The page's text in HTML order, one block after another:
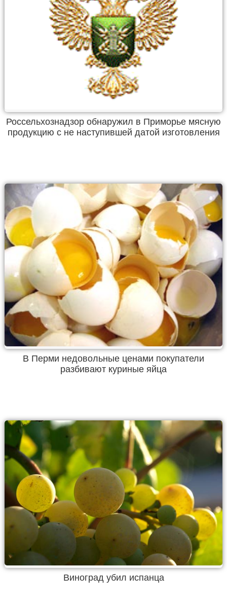
Россельхознадзор обнаружил в Приморье мясную
продукцию с не наступившей датой изготовления
В Перми недовольные ценами покупатели
разбивают куриные яйца
Виноград убил испанца